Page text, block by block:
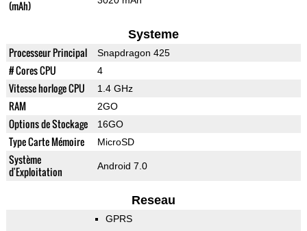
(mAh)
Systeme
Processeur Principal Snapdragon 425
# Cores CPU 4
Vitesse horloge CPU 1.4 GHz
RAM 2GO
Options de Stockage 16GO
Type Carte Mémoire MicroSD
Système
d'Exploitation
Android 7.0
Reseau
GPRS